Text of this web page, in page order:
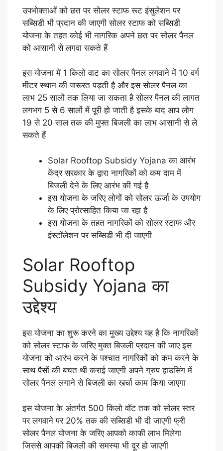
उपभोक्ताओं को छत पर सोलर स्टाफ रूट इंसुलेशन पर
सब्सिडी भी प्रदान की जाएगी सोलर स्टाफ को सब्सिडी
योजना के तहत कोई भी नागरिक अपने छत पर सोलर पैनल
को आसानी से लगवा सकते हैं
इस योजना में 1 किलो वाट का सोलर पैनल लगवाने में 10 वर्ग
मीटर स्थान की जरूरत पड़ती है और इस सोलर पैनल का
लाभ 25 सालों तक लिया जा सकता है सोलर पैनल की लागत
लगभग 5 से 6 सालों में पूरी हो जाती है इसके बाद आप लोग
19 से 20 साल तक की मुफ्त बिजली का लाभ आसानी से ले
सकते हैं
Solar Rooftop Subsidy Yojana का आरंभ
केंद्र सरकार के द्वारा नागरिकों को कम दाम में
बिजली देने के लिए आरंभ की गई है
इस योजना के जरिए लोगों को सोलर ऊर्जा के उपयोग
के लिए प्रोत्साहित किया जा रहा है
इस योजना के तहत नागरिकों को सोलर स्टाफ और
इंस्टॉलेशन पर सब्सिडी भी दी जाएगी
Solar Rooftop
Subsidy Yojana का
उद्देश्य
इस योजना का शुरू करने का मुख्य उद्देश्य यह है कि नागरिकों
को सोलर स्टाफ के जरिए मुक्त बिजली प्रदान की जाए इस
योजना को आरंभ करने के पश्चात नागरिकों को कम करने के
साथ पैसों की बचत थी कराई जाएगी अपने ग्रुप हाउसिंग में
सोलर पैनल लगाने से बिजली का खर्चा काम किया जाएगा
इस योजना के अंतर्गत 500 किलो वॉट तक को सोलर स्तर
पर लगवाने पर 20% तक की सब्सिडी भी दी जाएगी फ्री
सोलर पैनल योजना के जरिए आपको काफी लाभ मिलेगा
जिससे आपकी बिजली की समस्या भी दूर हो जाएगी